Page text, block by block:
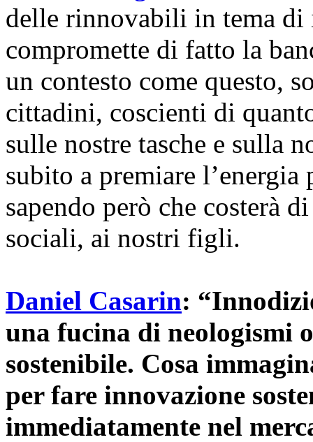
delle rinnovabili in tema di
compromette di fatto la
un contesto come questo,
cittadini, coscienti di
sulle nostre tasche e sulla
subito a premiare
sapendo però che costerà
sociali, ai nostri figli.
Daniel Casarin:
una fucina di neologismi
sostenibile. Cosa
per fare innovazione
immediatamente nel